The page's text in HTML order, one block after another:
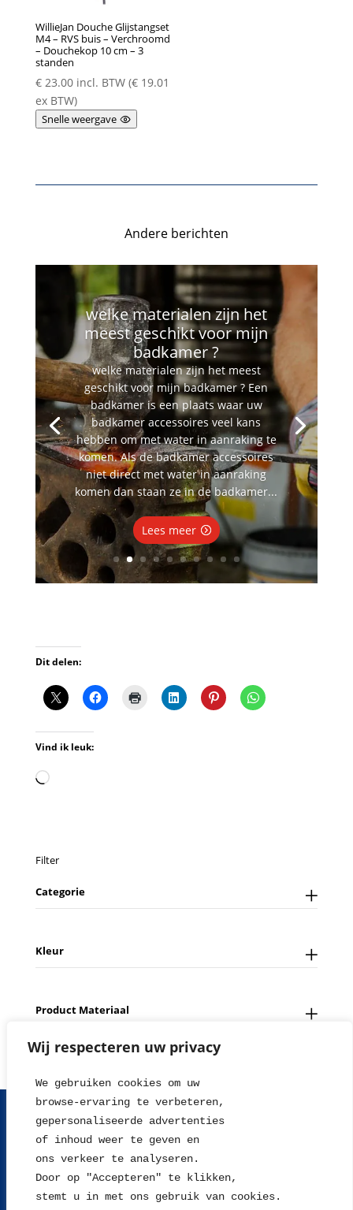
Wij respecteren uw privacy
We gebruiken cookies om uw
browse-ervaring te verbeteren,
gepersonaliseerde advertenties
of inhoud weer te geven en
ons verkeer te analyseren.
Door op "Accepteren" te klikken,
stemt u in met ons gebruik van cookies.
WillieJan Douche Glijstangset
M4 – RVS buis – Verchroomd
– Douchekop 10 cm – 3
standen
€23.00 incl. BTW (€19.01
ex BTW)
Snelle weergave
Andere berichten
welke materialen zijn het
meest geschikt voor mijn
badkamer ?
welke materialen zijn het meest
geschikt voor mijn badkamer ? Een
badkamer is een plaats waar uw
badkamer accessoires veel kans
hebben om met water in aanraking te
komen. Als de badkamer accessoires
niet direct met water in aanraking
komen dan staan ze in de badkamer...
Lees meer
Dit delen:
Vind ik leuk:
Aan
Filter
Categorie
Kleur
Product Materiaal
Contact
Tips en Nieuws
Herroepingsrecht
Retour sturen
Algemene voorwaarden
Disclaimer
2004 - 2026 © WillieJan®